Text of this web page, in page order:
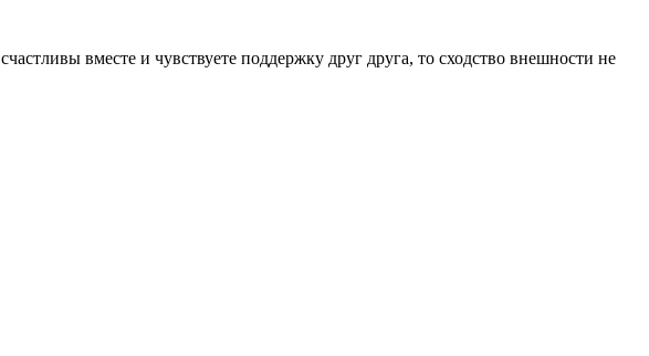
вместе и чувствуете поддержку друг друга, то сходство внешности не